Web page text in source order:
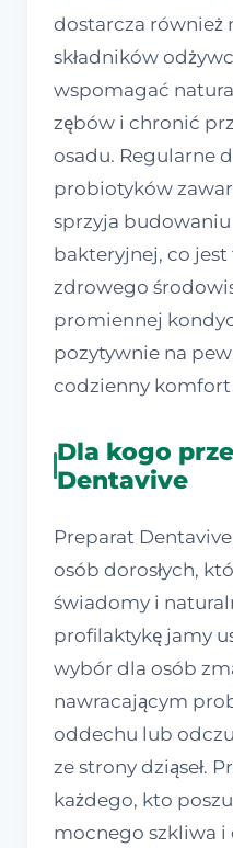
dostarcza również
składników
wspomagać
zębów i chronić
osadu. Regularne
probiotyków
sprzyja
bakteryjnej, co
zdrowego
promiennej
pozytywnie na
codzienny
Dla kogo
Dentavive
Preparat
osób dorosłych,
świadomy i
profilaktykę jamy
wybór dla osób
nawracającym
oddechu lub
ze strony dziąseł.
każdego, kto
mocnego szkliwa